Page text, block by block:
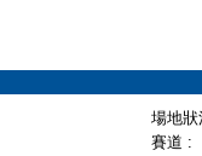
場地
賽道 :